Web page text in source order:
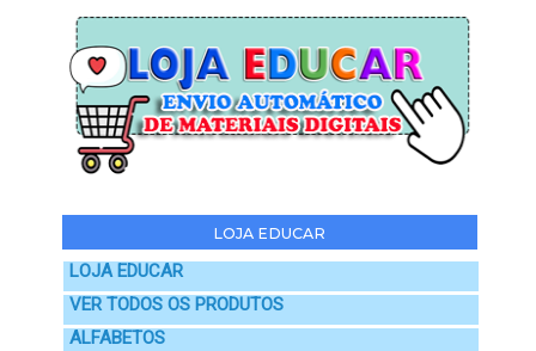
LOJA EDUCAR
LOJA EDUCAR
VER TODOS OS PRODUTOS
ALFABETOS